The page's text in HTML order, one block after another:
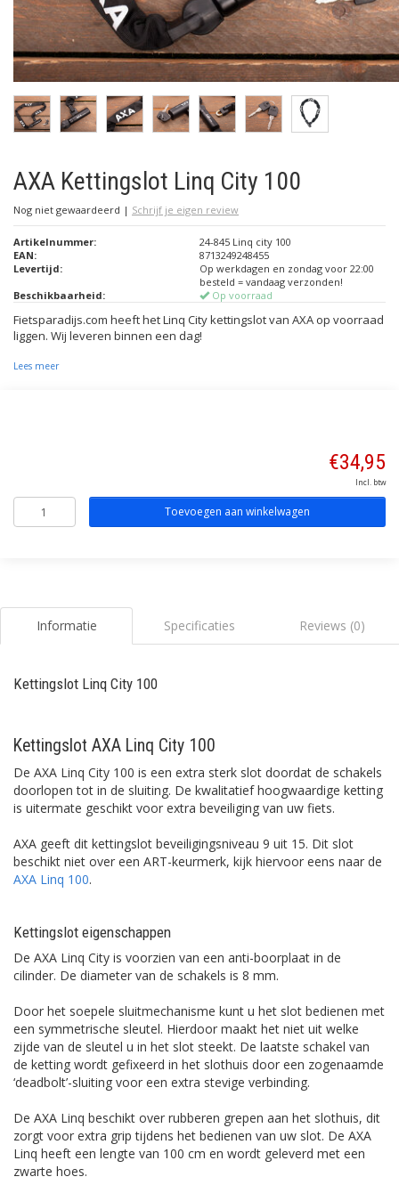
AXA Kettingslot Linq City 100
Nog niet gewaardeerd | Schrijf je eigen review
Artikelnummer:
24-845 Linq city 100
EAN:
8713249248455
Levertijd:
Op werkdagen en zondag voor 22:00
besteld = vandaag verzonden!
Beschikbaarheid:
Op voorraad
Fietsparadijs.com heeft het Linq City kettingslot van AXA op voorraad
liggen. Wij leveren binnen een dag!
Lees meer
€34,95
Incl. btw
Toevoegen aan winkelwagen
Informatie Specificaties Reviews (0)
Kettingslot Linq City 100
Kettingslot AXA Linq City 100
De AXA Linq City 100 is een extra sterk slot doordat de schakels
doorlopen tot in de sluiting. De kwalitatief hoogwaardige ketting
is uitermate geschikt voor extra beveiliging van uw fiets.
AXA geeft dit kettingslot beveiligingsniveau 9 uit 15. Dit slot
beschikt niet over een ART-keurmerk, kijk hiervoor eens naar de
AXA Linq 100.
Kettingslot eigenschappen
De AXA Linq City is voorzien van een anti-boorplaat in de
cilinder. De diameter van de schakels is 8 mm.
Door het soepele sluitmechanisme kunt u het slot bedienen met
een symmetrische sleutel. Hierdoor maakt het niet uit welke
zijde van de sleutel u in het slot steekt. De laatste schakel van
de ketting wordt gefixeerd in het slothuis door een zogenaamde
‘deadbolt’-sluiting voor een extra stevige verbinding.
De AXA Linq beschikt over rubberen grepen aan het slothuis, dit
zorgt voor extra grip tijdens het bedienen van uw slot. De AXA
Linq heeft een lengte van 100 cm en wordt geleverd met een
zwarte hoes.